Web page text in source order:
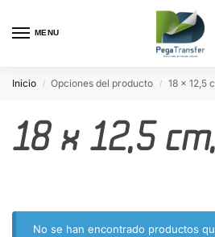
MENU
Inicio / Opciones del producto / 18 x 12,5
18 x 12,5
No se han encontrado productos